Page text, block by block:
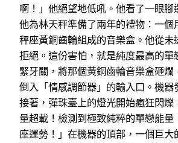
啊！」他絕望地低吼。他看了一眼腳
他為林天秤準備了兩年的禮物：一個
秤座黃銅齒輪組成的音樂盒。他從未
拒絕。這份害怕，就是純度最高的單
緊牙關，將那個黃銅齒輪音樂盒砸爛
倒入「情感調節器」的輸入口。機器
接著，彈珠臺上的燈光開始瘋狂閃爍
量超載！檢測到極致純粹的單戀能量
座運勢！」在機器的頂部，一個巨大